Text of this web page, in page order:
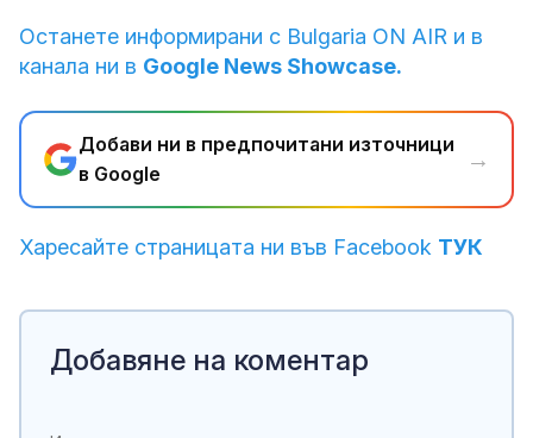
Останете информирани с Bulgaria ON AIR и в
канала ни в Google News Showcase.
Добави ни в предпочитани източници
в Google
→
Харесайте страницата ни във Facebook ТУК
Добавяне на коментар